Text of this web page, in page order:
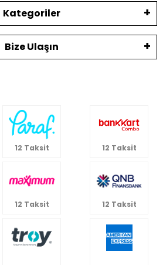
Kategoriler
Bize Ulaşın
12 Taksit 12 Taksit
12 Taksit 12 Taksit